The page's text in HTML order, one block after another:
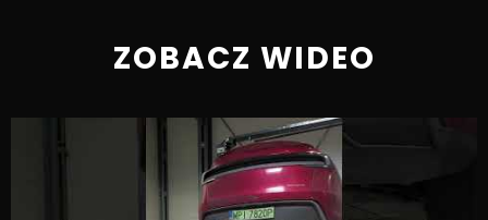
ZOBACZ WIDEO